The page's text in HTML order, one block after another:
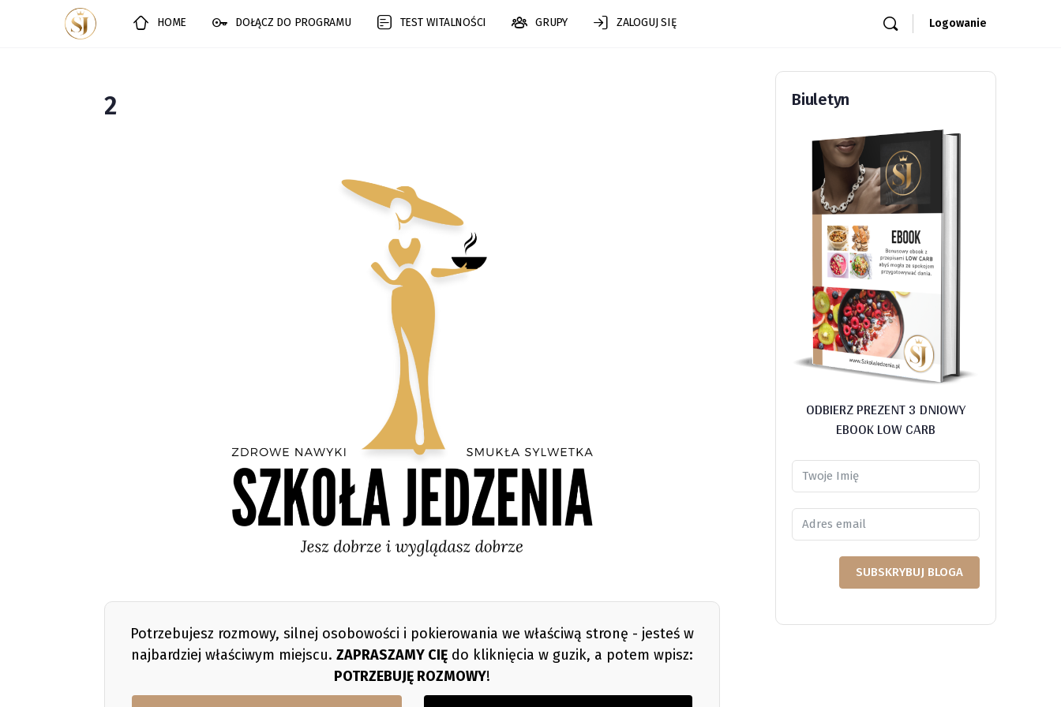
HOME DOŁĄCZ DO PROGRAMU TEST WITALNOŚCI GRUPY ZALOGUJ SIĘ Logowanie
2
Potrzebujesz rozmowy, silnej osobowości i pokierowania we właściwą stronę - jesteś w
najbardziej właściwym miejscu. ZAPRASZAMY CIĘ do kliknięcia w guzik, a potem wpisz:
POTRZEBUJĘ ROZMOWY!
Biuletyn
ODBIERZ PREZENT 3 DNIOWY
EBOOK LOW CARB
SUBSKRYBUJ BLOGA